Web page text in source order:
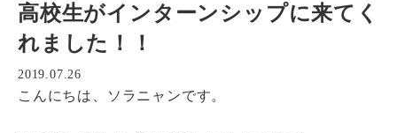
会社概要 沿革 代表あいさつ アクセス
採用情報
エントリーフォーム 先輩社員の声
高校生がインターンシップに来てく
れました！！
2019.07.26
こんにちは、ソラニャンです。